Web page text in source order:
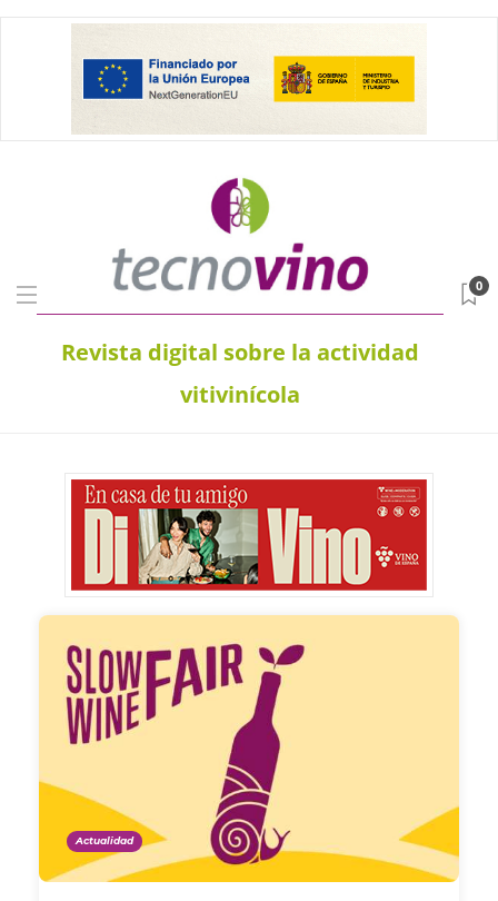
Revista digital sobre la actividad
vitivinícola
0
Actualidad